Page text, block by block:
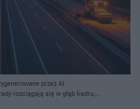
przez AI
rozciągają się w głąb kadru,